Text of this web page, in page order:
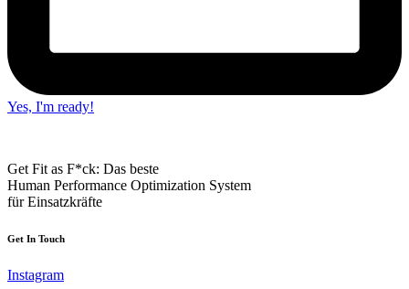
Yes, I'm ready!
Get Fit as F*ck: Das beste
Human Performance Optimization System
für Einsatzkräfte
Get In Touch
Instagram